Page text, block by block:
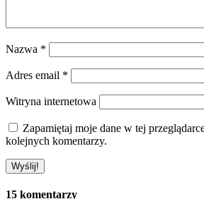
Nazwa *
Adres email *
Witryna internetowa
Zapamiętaj moje dane w tej
kolejnych komentarzy.
15 komentarzy